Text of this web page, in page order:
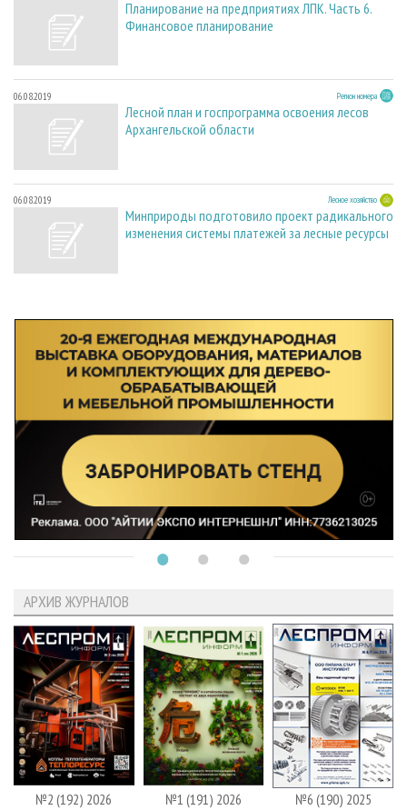
Планирование на предприятиях ЛПК. Часть 6.
Финансовое планирование
06.08.2019 Регион номера
Лесной план и госпрограмма освоения лесов
Архангельской области
06.08.2019 Лесное хозяйство
Минприроды подготовило проект радикального
изменения системы платежей за лесные ресурсы
АРХИВ ЖУРНАЛОВ
№2 (192) 2026 №1 (191) 2026 №6 (190) 2025